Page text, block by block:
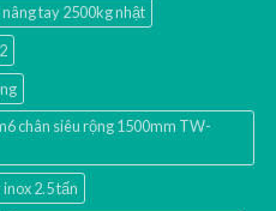
nâng tay 2500kg nhật
chân siêu rộng 1500mm TW-
2.5 tấn